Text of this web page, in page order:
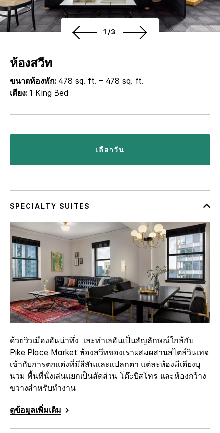
1/3
ห้องสวีท
ขนาดห้องพัก: 478 sq. ft. – 478 sq. ft.
เตียง: 1 King Bed
เลือกวัน
ด้วยวิวเมืองอันน่าทึ่ง และทำเลอันเป็นสัญลักษณ์ใกล้กับ
Pike Place Market ห้องสวีทของเราผสมผสานสไตล์วินเทจ
เข้ากับการตกแต่งที่มีสีสันและแปลกตา แต่ละห้องมีเตียงบุ
นวม พื้นที่นั่งเล่นแยกเป็นสัดส่วน โต๊ะบิสโทร และห้องกว้าง
ขวางสำหรับทำงาน
ดูข้อมูลเพิ่มเติม